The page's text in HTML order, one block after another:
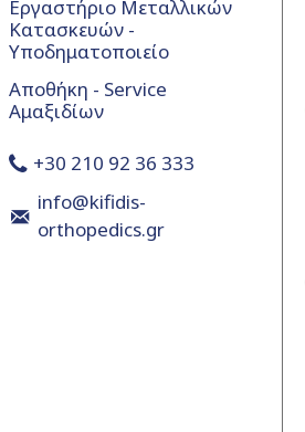
Εργαστήριο Μεταλλικών
Κατασκευών -
Υποδηματοποιείο
Αποθήκη - Service
Αμαξιδίων
+30 210 92 36 333
info@kifidis-
orthopedics.gr